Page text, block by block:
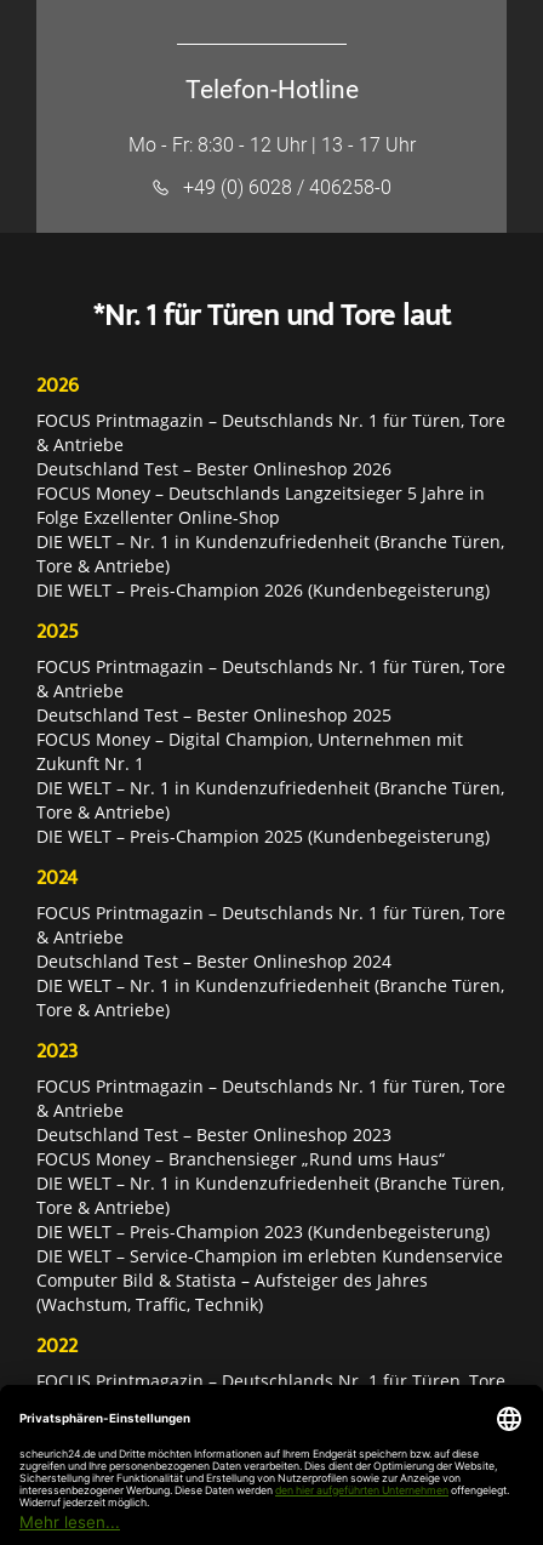
Telefon-Hotline
Mo - Fr: 8:30 - 12 Uhr | 13 - 17 Uhr
+49 (0) 6028 / 406258-0
*Nr. 1 für Türen und Tore laut
2026
FOCUS Printmagazin – Deutschlands Nr. 1 für Türen, Tore
& Antriebe
Deutschland Test – Bester Onlineshop 2026
FOCUS Money – Deutschlands Langzeitsieger 5 Jahre in
Folge Exzellenter Online-Shop
DIE WELT – Nr. 1 in Kundenzufriedenheit (Branche Türen,
Tore & Antriebe)
DIE WELT – Preis-Champion 2026 (Kundenbegeisterung)
2025
FOCUS Printmagazin – Deutschlands Nr. 1 für Türen, Tore
& Antriebe
Deutschland Test – Bester Onlineshop 2025
FOCUS Money – Digital Champion, Unternehmen mit
Zukunft Nr. 1
DIE WELT – Nr. 1 in Kundenzufriedenheit (Branche Türen,
Tore & Antriebe)
DIE WELT – Preis-Champion 2025 (Kundenbegeisterung)
2024
FOCUS Printmagazin – Deutschlands Nr. 1 für Türen, Tore
& Antriebe
Deutschland Test – Bester Onlineshop 2024
DIE WELT – Nr. 1 in Kundenzufriedenheit (Branche Türen,
Tore & Antriebe)
2023
FOCUS Printmagazin – Deutschlands Nr. 1 für Türen, Tore
& Antriebe
Deutschland Test – Bester Onlineshop 2023
FOCUS Money – Branchensieger „Rund ums Haus“
DIE WELT – Nr. 1 in Kundenzufriedenheit (Branche Türen,
Tore & Antriebe)
DIE WELT – Preis-Champion 2023 (Kundenbegeisterung)
DIE WELT – Service-Champion im erlebten Kundenservice
Computer Bild & Statista – Aufsteiger des Jahres
(Wachstum, Traffic, Technik)
2022
FOCUS Printmagazin – Deutschlands Nr. 1 für Türen, Tore
Deutschland Test – Bester Onlineshop 2022
FOCUS Money – Branchensieger „Rund ums Haus“
DIE WELT – Service-Champion im erlebten Kundenservice
DIE WELT – Branchengewinner Gold-Rang (Türen, Tore &
Antriebe)